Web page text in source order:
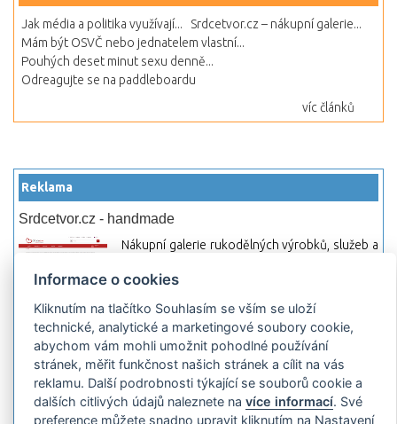
Jak média a politika využívají...
Srdcetvor.cz – nákupní galerie...
Mám být OSVČ nebo jednatelem vlastní...
Pouhých deset minut sexu denně...
Odreagujte se na paddleboardu
víc článků
Reklama
Srdcetvor.cz - handmade
Nákupní galerie rukodělných výrobků, služeb a
začít prodávat nebo jen nakupovat.
Hledej-hosting.cz - webhosting, VPS
hosting
Přehled webhostingových, multihosting a VPS
hosting programů s možností jejich
pokročilého vyhledávání a porovnávání.
Najděte si jednoduše vhodný hosting.
Informace o cookies
Kliknutím na tlačítko Souhlasím se vším se uloží
technické, analytické a marketingové soubory cookie,
abychom vám mohli umožnit pohodlné používání
stránek, měřit funkčnost našich stránek a cílit na vás
reklamu. Další podrobnosti týkající se souborů cookie a
dalších citlivých údajů naleznete navíce informací. Své
preference můžete snadno upravit kliknutím na Nastavení